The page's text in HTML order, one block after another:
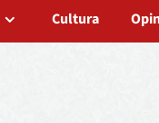
Cultura